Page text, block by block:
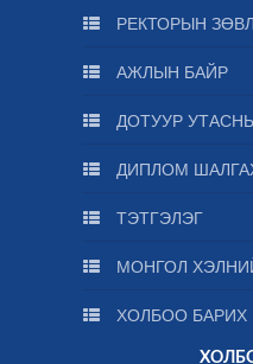
РЕКТОРЫН
АЖЛЫН БАЙР
ДОТУУР
ДИПЛОМ
ТЭТГЭЛЭГ
МОНГОЛ
ХОЛБОО БАРИХ